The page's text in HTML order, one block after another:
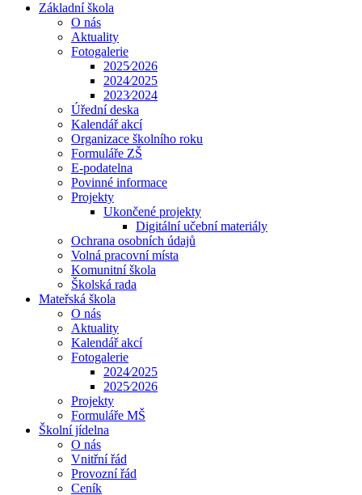
Základní škola
O nás
Aktuality
Fotogalerie
2025⁄2026
2024⁄2025
2023⁄2024
Úřední deska
Kalendář akcí
Organizace školního roku
Formuláře ZŠ
E-podatelna
Povinné informace
Projekty
Ukončené projekty
Digitální učební materiály
Ochrana osobních údajů
Volná pracovní místa
Komunitní škola
Školská rada
Mateřská škola
O nás
Aktuality
Kalendář akcí
Fotogalerie
2024⁄2025
2025⁄2026
Projekty
Formuláře MŠ
Školní jídelna
O nás
Vnitřní řád
Provozní řád
Ceník